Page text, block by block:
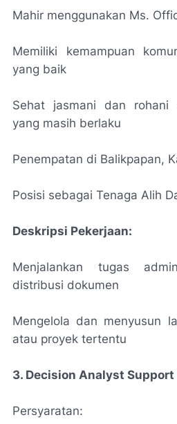
Mahir menggunakan Ms.
Memiliki kemampuan
yang baik
Sehat jasmani dan rohani
yang masih berlaku
Penempatan di Balikpapan,
Posisi sebagai Tenaga Alih
Deskripsi Pekerjaan:
Menjalankan tugas
distribusi dokumen
Mengelola dan menyusun
atau proyek tertentu
3. Decision Analyst Support
Persyaratan: